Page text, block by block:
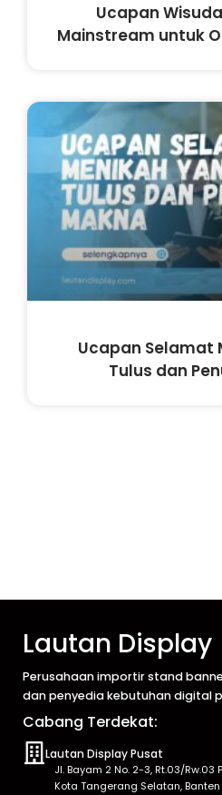
Ucapan
Mainstream untuk
Ucapan Selamat
Tulus dan
Lautan Display
Perusahaan importir stand
dan penyedia kebutuhan digital
Cabang Terdekat:
Lautan Display Pusat
Jl. Bayam 2 No. 2-3, Rt.03/Rw.03
Kota Tangerang Selatan, Banten